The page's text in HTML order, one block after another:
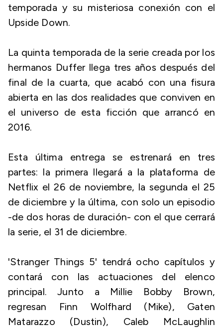
temporada y su misteriosa conexión con el
Upside Down.
La quinta temporada de la serie creada por los
hermanos Duffer llega tres años después del
final de la cuarta, que acabó con una fisura
abierta en las dos realidades que conviven en
el universo de esta ficción que arrancó en
2016.
Esta última entrega se estrenará en tres
partes: la primera llegará a la plataforma de
Netflix el 26 de noviembre, la segunda el 25
de diciembre y la última, con solo un episodio
-de dos horas de duración- con el que cerrará
la serie, el 31 de diciembre.
'Stranger Things 5' tendrá ocho capítulos y
contará con las actuaciones del elenco
principal. Junto a Millie Bobby Brown,
regresan Finn Wolfhard (Mike), Gaten
Matarazzo (Dustin), Caleb McLaughlin